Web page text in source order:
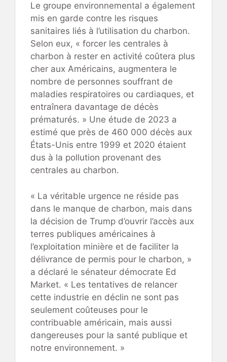
Le groupe environnemental a également
mis en garde contre les risques
sanitaires liés à l’utilisation du charbon.
Selon eux, « forcer les centrales à
charbon à rester en activité coûtera plus
cher aux Américains, augmentera le
nombre de personnes souffrant de
maladies respiratoires ou cardiaques, et
entraînera davantage de décès
prématurés. » Une étude de 2023 a
estimé que près de 460 000 décès aux
États-Unis entre 1999 et 2020 étaient
dus à la pollution provenant des
centrales au charbon.
« La véritable urgence ne réside pas
dans le manque de charbon, mais dans
la décision de Trump d’ouvrir l’accès aux
terres publiques américaines à
l’exploitation minière et de faciliter la
délivrance de permis pour le charbon, »
a déclaré le sénateur démocrate Ed
Market. « Les tentatives de relancer
cette industrie en déclin ne sont pas
seulement coûteuses pour le
contribuable américain, mais aussi
dangereuses pour la santé publique et
notre environnement. »